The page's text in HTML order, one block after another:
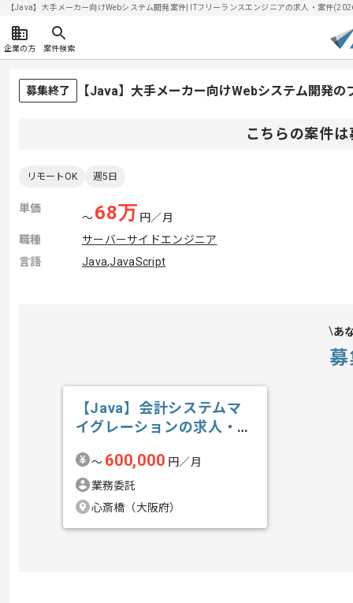
【Java】大手メーカー向けWebシステム開発案件| ITフリーランスエンジニアの求人・案件
企業の方 案件検索
募集終了 【Java】大手メーカー向けWebシステム開発
こちらの案件
リモートOK 週5日
単価
〜68万 円／月
職種
サーバーサイドエンジニア
言語
Java,JavaScript
あ
【Java】会計システムマ
イグレーションの求人・案
〜 600,000 円／月
業務委託
心斎橋（大阪府）